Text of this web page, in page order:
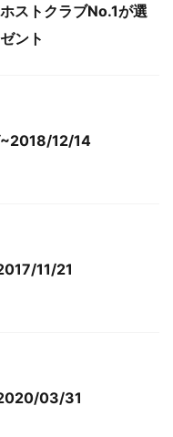
ストクラブNo.1が選
ント
~2018/12/14
11/21
03/31